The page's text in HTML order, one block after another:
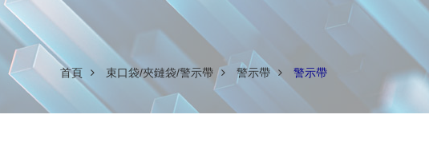
首頁 束口袋/夾鏈袋/警示帶 警示帶 警示帶